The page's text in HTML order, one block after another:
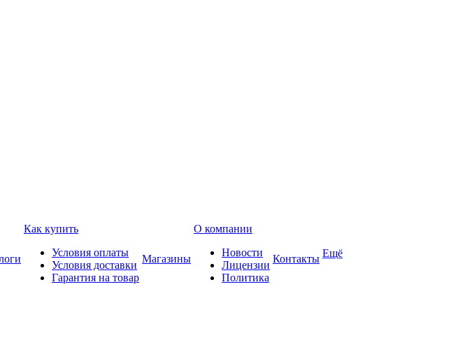
Как купить
Условия оплаты
Условия доставки
Гарантия на товар
Магазины
О компании
Новости
Лицензии
Политика
Контакты Ещё